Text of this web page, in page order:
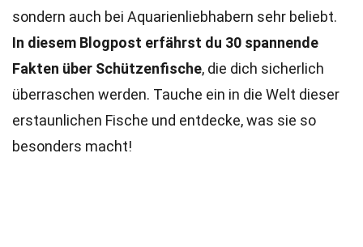
sondern auch bei Aquarienliebhabern sehr beliebt.
In diesem Blogpost erfährst du 30 spannende
Fakten über Schützenfische, die dich sicherlich
überraschen werden. Tauche ein in die Welt dieser
erstaunlichen Fische und entdecke, was sie so
besonders macht!